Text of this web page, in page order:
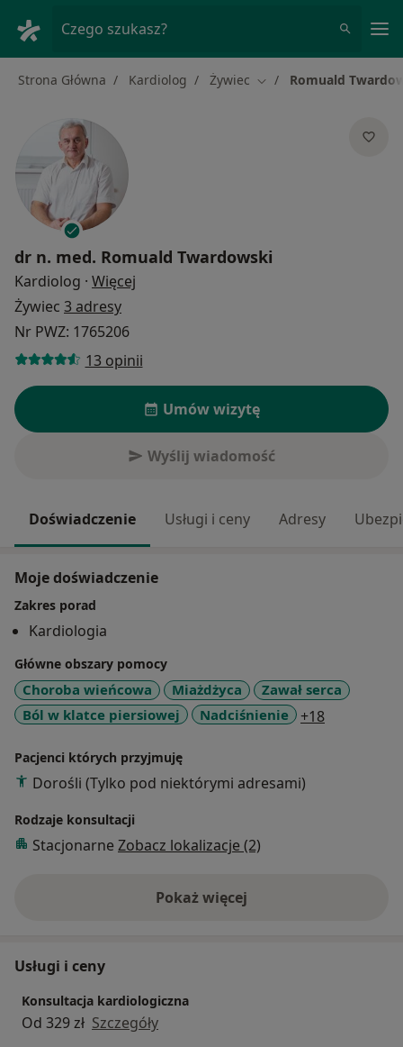
Czego szukasz?
Strona Główna Kardiolog Żywiec Zmień miasto
Romuald
dr n. med. Romuald Twardowski
Kardiolog · Więcej
Żywiec 3 adresy
Nr PWZ: 1765206
13 opinii
Umów wizytę
Wyślij wiadomość
Doświadczenie Usługi i ceny Adresy
Moje doświadczenie
Zakres porad
Kardiologia
Główne obszary pomocy
Choroba wieńcowa Miażdżyca
Zawał serca
Ból w klatce piersiowej
Nadciśnienie +18
Pacjenci których przyjmuję
Dorośli (Tylko pod niektórymi adresami)
Rodzaje konsultacji
Stacjonarne Zobacz lokalizacje (2)
Pokaż więcejo doświadczeniu
Usługi i ceny
Konsultacja kardiologiczna
Od 329 zł Szczegóły